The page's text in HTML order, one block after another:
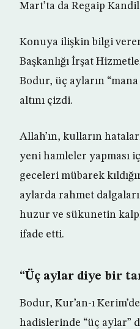
Mart’ta da Regaip
Konuya ilişkin bilgi
Başkanlığı İrşat
Bodur, üç ayların
altını çizdi.
Allah’ın, kulların
yeni hamleler yapması
geceleri mübarek
aylarda rahmet
huzur ve sükunetin
ifade etti.
“Üç aylar diye bir
Bodur, Kur’an-ı
hadislerinde “üç aylar”